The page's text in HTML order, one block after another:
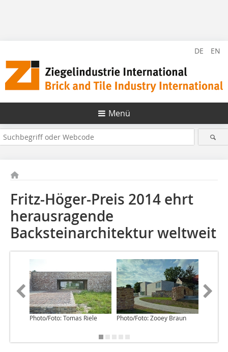
DE EN
Menü
Fritz-Höger-Preis 2014 ehrt
herausragende
Backsteinarchitektur weltweit
Photo/Foto: Tomas Riele Photo/Foto: Zooey Braun